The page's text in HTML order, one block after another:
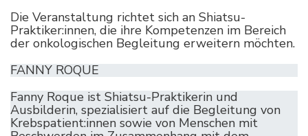
Die Veranstaltung richtet sich an Shiatsu-
Praktiker:innen, die ihre Kompetenzen im Bereich
der onkologischen Begleitung erweitern möchten.
FANNY ROQUE
Fanny Roque ist Shiatsu-Praktikerin und
Ausbilderin, spezialisiert auf die Begleitung von
Krebspatient:innen sowie von Menschen mit